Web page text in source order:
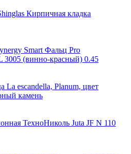
Кирпичная кладка
Smart Фальц Pro
(винно-красный) 0.45
La escandella, Planum, цвет
камень
ТехноНиколь Juta JF N 110